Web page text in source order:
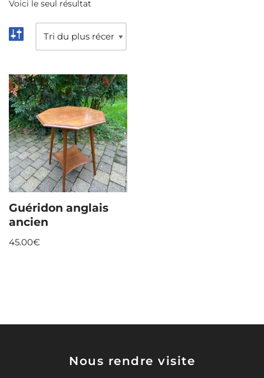
Voici le seul résultat
Guéridon anglais
ancien
45.00€
Nous rendre visite